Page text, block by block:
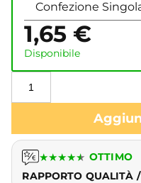
1,65 €
Disponibile
★★★★★ OTTIMO
RAPPORTO QUALITÀ